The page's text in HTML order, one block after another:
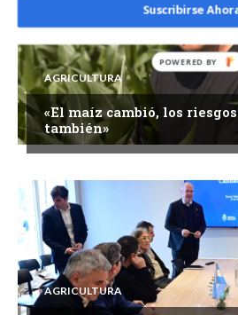
AGRICULTURA
«El maíz cambió, los
también»
AGRICULTURA
Suscribirse